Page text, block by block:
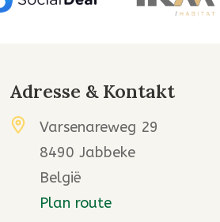
Adresse & Kontakt
Varsenareweg 29
8490 Jabbeke
België
Plan route